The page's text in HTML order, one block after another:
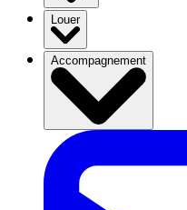
Louer
Accompagnement